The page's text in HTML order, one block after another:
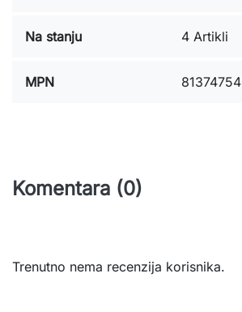
Na stanju 4 Artikli
MPN 81374754
Komentara (0)
Trenutno nema recenzija korisnika.